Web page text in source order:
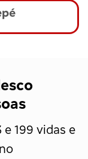
199 vidas e